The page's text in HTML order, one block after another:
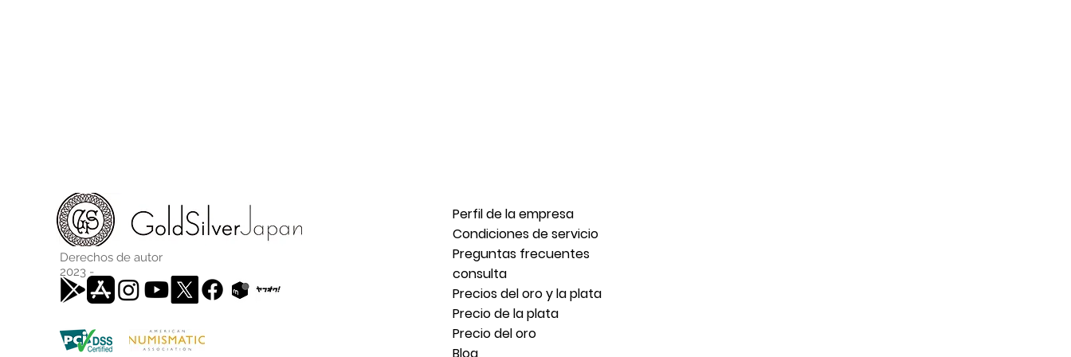
Derechos de autor
2023 -
Perfil de la empresa
Condiciones de servicio
Preguntas frecuentes
consulta
Precios del oro y la plata
Precio de la plata
Precio del oro
Blog